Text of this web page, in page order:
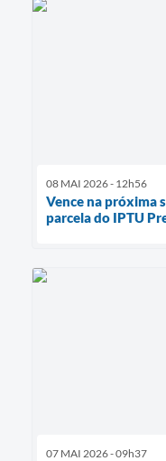
08 MAI 2026 - 12h56
Vence na próxima
parcela do IPTU
07 MAI 2026 - 09h37